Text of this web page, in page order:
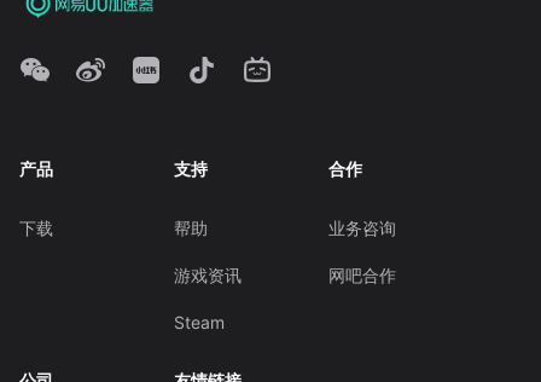
产品
下载
支持
帮助
游戏资讯
Steam
合作
业务咨询
网吧合作